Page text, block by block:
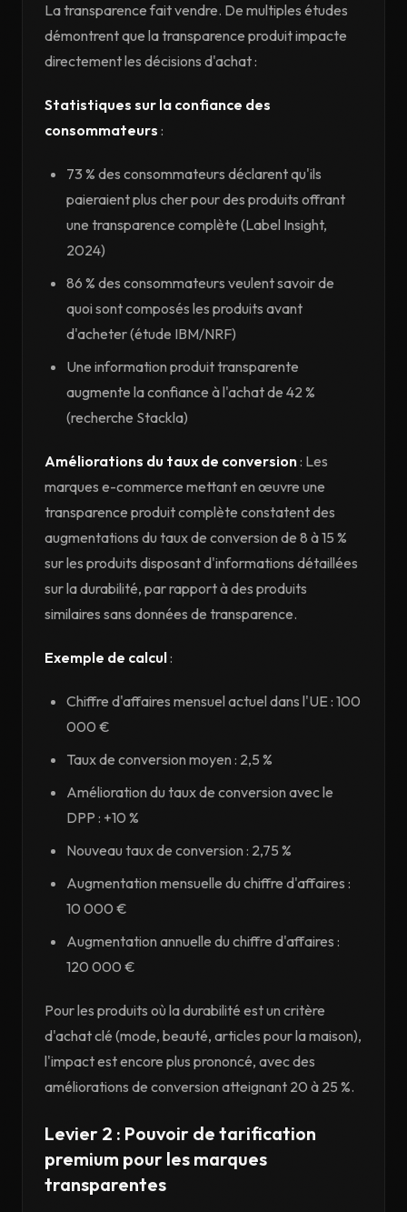
La transparence fait vendre. De multiples études
démontrent que la transparence produit impacte
directement les décisions d'achat :
Statistiques sur la confiance des
consommateurs :
73 % des consommateurs déclarent qu'ils
paieraient plus cher pour des produits offrant
une transparence complète (Label Insight,
2024)
86 % des consommateurs veulent savoir de
quoi sont composés les produits avant
d'acheter (étude IBM/NRF)
Une information produit transparente
augmente la confiance à l'achat de 42 %
(recherche Stackla)
Améliorations du taux de conversion: Les
marques e-commerce mettant en œuvre une
transparence produit complète constatent des
augmentations du taux de conversion de 8 à 15 %
sur les produits disposant d'informations détaillées
sur la durabilité, par rapport à des produits
similaires sans données de transparence.
Exemple de calcul:
Chiffre d'affaires mensuel actuel dans l'UE : 100
000 €
Taux de conversion moyen : 2,5 %
Amélioration du taux de conversion avec le
DPP : +10 %
Nouveau taux de conversion : 2,75 %
Augmentation mensuelle du chiffre d'affaires :
10 000 €
Augmentation annuelle du chiffre d'affaires :
120 000 €
Pour les produits où la durabilité est un critère
d'achat clé (mode, beauté, articles pour la maison),
l'impact est encore plus prononcé, avec des
améliorations de conversion atteignant 20 à 25 %.
Levier 2 : Pouvoir de tarification
premium pour les marques
transparentes